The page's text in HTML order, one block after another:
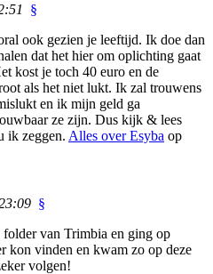
§
ook gezien je leeftijd. Ik doe dan
dat het hier om oplichting gaat
kost je toch 40 euro en de
als het niet lukt. Ik zal trouwens
en ik mijn geld ga
ze zijn. Dus kijk & lees
ik zeggen. Alles over Esyba op
§
van Trimbia en ging op
kon vinden en kwam zo op deze
volgen!